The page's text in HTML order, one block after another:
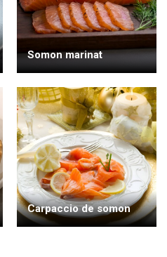
Somon marinat
Carpaccio de somon